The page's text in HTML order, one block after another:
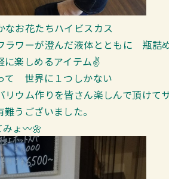
なお花たちハイビスカス
ラワーが澄んだ液体とともに 瓶詰
に楽しめるアイテム✌
て 世界に１つしかない
リウム作りを皆さん楽しんで頂け
うございました。
ょ〰🌼